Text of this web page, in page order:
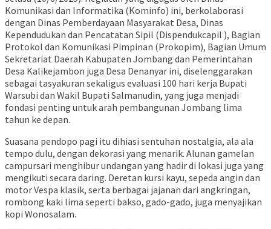
Komunikasi dan Informatika (Kominfo) ini, berkolaborasi
dengan Dinas Pemberdayaan Masyarakat Desa, Dinas
Kependudukan dan Pencatatan Sipil (Dispendukcapil ), Bagian
Protokol dan Komunikasi Pimpinan (Prokopim), Bagian Umum
Sekretariat Daerah Kabupaten Jombang dan Pemerintahan
Desa Kalikejambon juga Desa Denanyar ini, diselenggarakan
sebagai tasyakuran sekaligus evaluasi 100 hari kerja Bupati
Warsubi dan Wakil Bupati Salmanudin, yang juga menjadi
fondasi penting untuk arah pembangunan Jombang lima
tahun ke depan.
Suasana pendopo pagi itu dihiasi sentuhan nostalgia, ala ala
tempo dulu, dengan dekorasi yang menarik. Alunan gamelan
campursari menghibur undangan yang hadir di lokasi juga yang
mengikuti secara daring. Deretan kursi kayu, sepeda angin dan
motor Vespa klasik, serta berbagai jajanan dari angkringan,
rombong kaki lima seperti bakso, gado-gado, juga menyajikan
kopi Wonosalam.